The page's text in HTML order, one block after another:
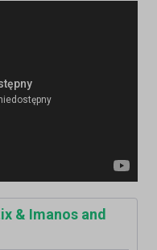
& Imanos and